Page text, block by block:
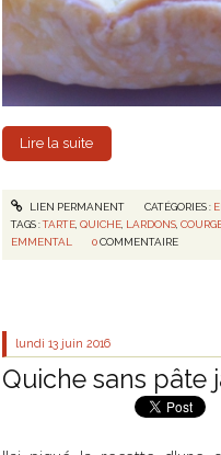
Lire la suite
LIEN PERMANENT CATÉGORIES :
TAGS :TARTE ,QUICHE LARDONS ,
EMMENTAL
0 COMMENTAIRE
lundi 13 juin 2016
Quiche sans